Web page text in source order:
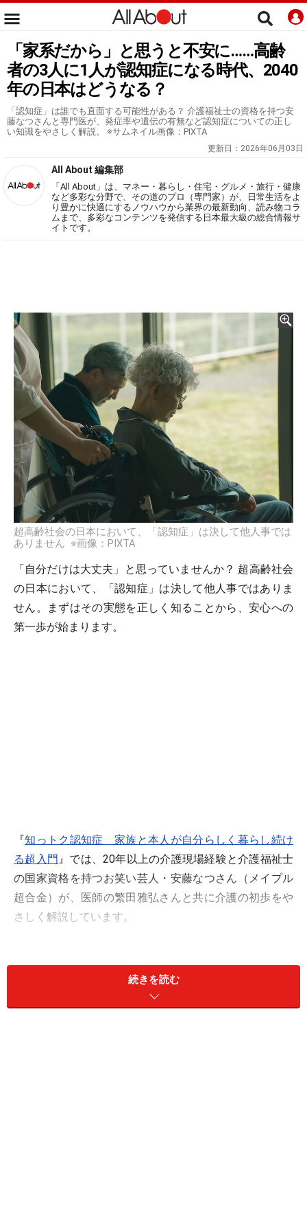
「家系だから」と思うと不安に……高齢
者の3人に1人が認知症になる時代、2040
年の日本はどうなる？
「認知症」は誰でも直面する可能性がある？ 介護福祉士の資格を持つ安
藤なつさんと専門医が、発症率や遺伝の有無など認知症についての正し
い知識をやさしく解説。 ※サムネイル画像：PIXTA
更新日： 2026年06月03日
All About 編集部
「All About」は、マネー・暮らし・住宅・グルメ・旅行・健康
など多彩な分野で、その道のプロ（専門家）が、日常生活をよ
り豊かに快適にするノウハウから業界の最新動向、読み物コラ
ムまで、多彩なコンテンツを発信する日本最大級の総合情報サ
イトです。
超高齢社会の日本において、「認知症」は決して他人事では
ありません ※画像：PIXTA
「自分だけは大丈夫」と思っていませんか？ 超高齢社会
の日本において、「認知症」は決して他人事ではありま
せん。まずはその実態を正しく知ることから、安心への
第一歩が始まります。
『知っトク認知症 家族と本人が自分らしく暮らし続け
る超入門』では、20年以上の介護現場経験と介護福祉士
の国家資格を持つお笑い芸人・安藤なつさん（メイプル
超合金）が、医師の繁田雅弘さんと共に介護の初歩をや
さしく解説しています。
られていない事実と、日本人の3人に1人が認知症と共に
生きる実態について研究データを踏まえて紹介します。
続きを読む